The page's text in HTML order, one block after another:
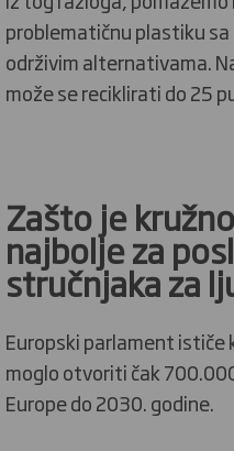
problematičnu plastiku
održivim alternativama.
može se reciklirati do 25
Zašto je
najbolje za
stručnjaka za
Europski parlament ističe
moglo otvoriti čak
Europe do 2030. godine.